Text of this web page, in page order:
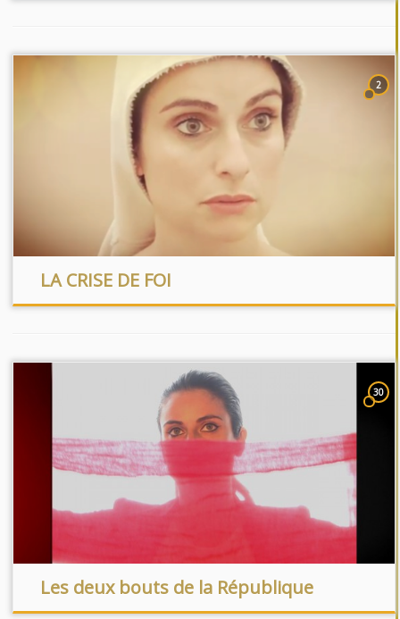
2
LA CRISE DE FOI
30
Les deux bouts de la République